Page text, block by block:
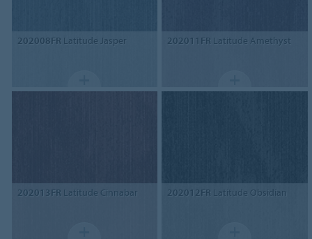
202008FR Latitude Jasper 202011FR Latitude Amethyst
202013FR Latitude Cinnabar 202012FR Latitude Obsidian